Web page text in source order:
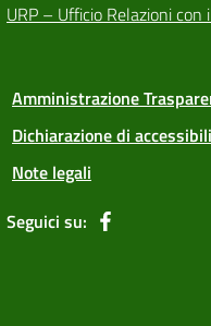
URP – Ufficio Relazioni con
Amministrazione
Dichiarazione di
Note legali
Seguici su: